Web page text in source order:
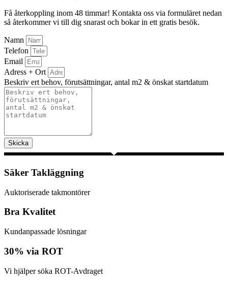
Få återkoppling inom 48 timmar! Kontakta oss via formuläret nedan
så återkommer vi till dig snarast och bokar in ett gratis besök.
Namn
Telefon
Email
Adress + Ort
Beskriv ert behov, förutsättningar, antal m2 & önskat startdatum
Skicka
Säker Takläggning
Auktoriserade takmontörer
Bra Kvalitet
Kundanpassade lösningar
30% via ROT
Vi hjälper söka ROT-Avdraget